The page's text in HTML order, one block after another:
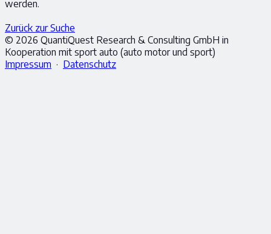
werden.
Zurück zur Suche
© 2026 QuantiQuest Research & Consulting GmbH in
Kooperation mit sport auto (auto motor und sport)
Impressum · Datenschutz